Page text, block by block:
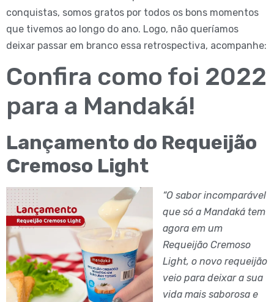
conquistas, somos gratos por todos os bons momentos
que tivemos ao longo do ano. Logo, não queríamos
deixar passar em branco essa retrospectiva, acompanhe:
Confira como foi 2022
para a Mandaká!
Lançamento do Requeijão
Cremoso Light
“O sabor incomparável
que só a Mandaká tem
agora em um
Requeijão Cremoso
Light, o novo requeijão
veio para deixar a sua
vida mais saborosa e